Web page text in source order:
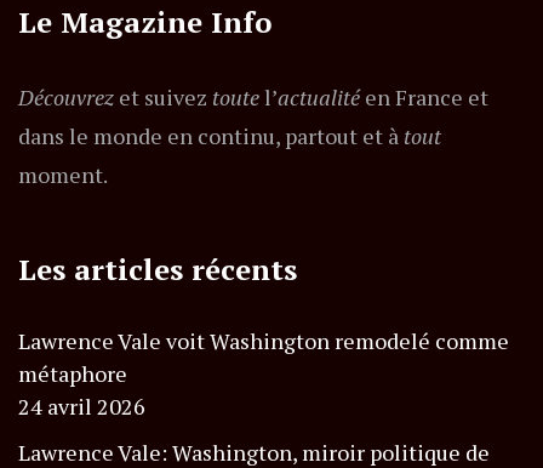
Le Magazine Info
Découvrez et suivez toutel’actualitéen France et
dans le monde en continu, partout et à tout
moment.
Les articles récents
Lawrence Vale voit Washington remodelé comme
métaphore
24 avril 2026
Lawrence Vale: Washington, miroir politique de